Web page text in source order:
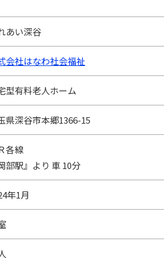
あい深谷
会社はなわ社会福祉
型有料老人ホーム
県深谷市本郷1366-15
各線
部駅』より 車 10分
年1月